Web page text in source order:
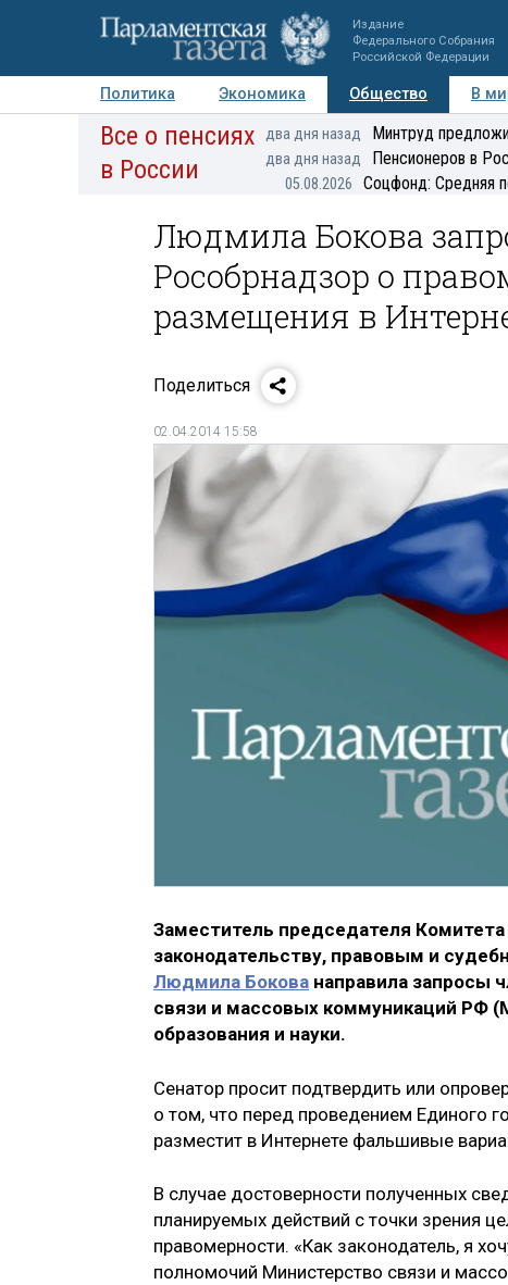
Издание
Федерального Собрания
Российской Федерации
Политика Экономика Общество В
Авторы Персоны Мнения Регионы
Все о пенсиях
в России
два дня назад Минтруд
два дня назад Пенсионеров в
05.08.2026 Соцфонд: Средняя
Людмила Бокова
Рособрнадзор о
размещения в
Поделиться
02.04.2014 15:58
Заместитель председателя
законодательству, правовым и
Людмила Бокова направила запросы
связи и массовых коммуникаций РФ
образования и науки.
Сенатор просит подтвердить или
о том, что перед проведением Единого
разместит в Интернете фальшивые
В случае достоверности полученных
планируемых действий с точки зрения
правомерности. «Как законодатель, я
полномочий Министерство связи и